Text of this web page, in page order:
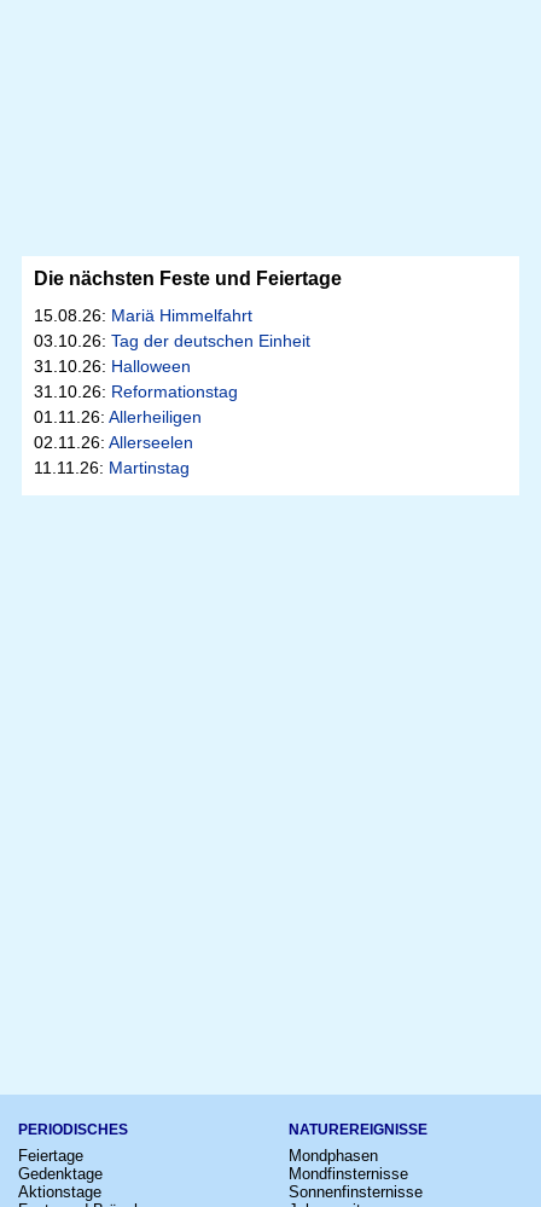
Die nächsten Feste und Feiertage
15.08.26: Mariä Himmelfahrt
03.10.26: Tag der deutschen Einheit
31.10.26: Halloween
31.10.26: Reformationstag
01.11.26: Allerheiligen
02.11.26: Allerseelen
11.11.26: Martinstag
PERIODISCHES
Feiertage
Gedenktage
Aktionstage
NATUREREIGNISSE
Mondphasen
Mondfinsternisse
Sonnenfinsternisse